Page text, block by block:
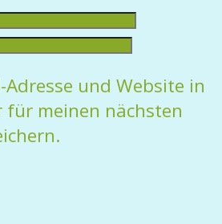
Adresse und Website in
für meinen nächsten